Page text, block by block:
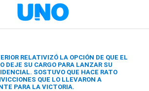
RELATIVIZÓ LA OPCIÓN DE QUE EL
DEJE SU CARGO PARA LANZAR SU
SOSTUVO QUE HACE RATO
QUE LO LLEVARON A
PARA LA VICTORIA.